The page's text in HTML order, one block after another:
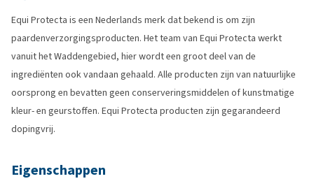
Equi Protecta is een Nederlands merk dat bekend is om zijn
paardenverzorgingsproducten. Het team van Equi Protecta werkt
vanuit het Waddengebied, hier wordt een groot deel van de
ingrediënten ook vandaan gehaald. Alle producten zijn van natuurlijke
oorsprong en bevatten geen conserveringsmiddelen of kunstmatige
kleur- en geurstoffen. Equi Protecta producten zijn gegarandeerd
dopingvrij.
Eigenschappen